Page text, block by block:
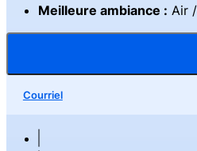
Meilleure ambiance : Air
Courriel